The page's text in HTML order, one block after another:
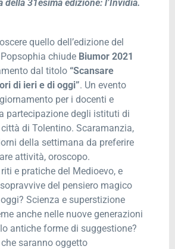
della 31esima edizione: l’Invidia.
quello dell’edizione del
chiude Biumor 2021
dal titolo “Scansare
di ieri e di oggi”. Un evento
per i docenti e
partecipazione degli istituti di
di Tolentino. Scaramanzia,
della settimana da preferire
attività, oroscopo.
e pratiche del Medioevo, e
del pensiero magico
Scienza e superstizione
anche nelle nuove generazioni
antiche forme di suggestione?
saranno oggetto